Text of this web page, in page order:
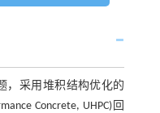
，采用堆积结构优化的
Concrete, UHPC)回